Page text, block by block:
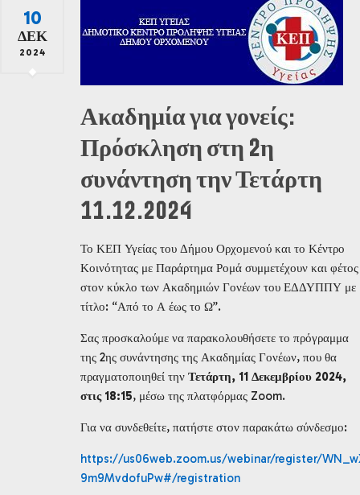
10
ΔΕΚ
2024
Ακαδημία για γονείς:
Πρόσκληση στη 2η
συνάντηση την Τετάρτη
11.12.2024
Το ΚΕΠ Υγείας του Δήμου Ορχομενού και το Κέντρο
Κοινότητας με Παράρτημα Ρομά συμμετέχουν και φέτος
στον κύκλο των Ακαδημιών Γονέων του ΕΔΔΥΠΠΥ με
τίτλο: “Από το Α έως το Ω”.
Σας προσκαλούμε να παρακολουθήσετε το πρόγραμμα
της 2ης συνάντησης της Ακαδημίας Γονέων, που θα
πραγματοποιηθεί την Τετάρτη, 11 Δεκεμβρίου 2024,
στις 18:15, μέσω της πλατφόρμας Zoom.
Για να συνδεθείτε, πατήστε στον παρακάτω σύνδεσμο:
https://us06web.zoom.us/webinar/register/
9m9MvdofuPw#/registration